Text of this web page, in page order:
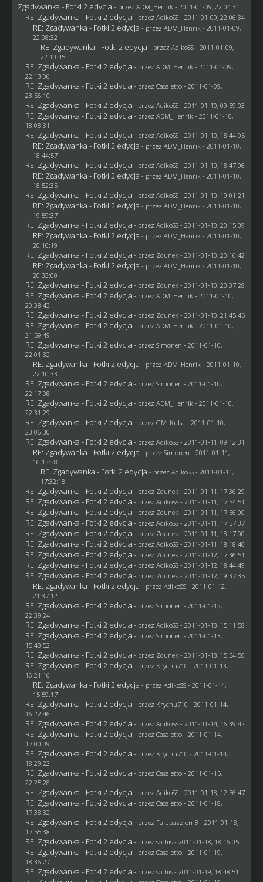
Zgadywanka - Fotki 2 edycja - przez ADM_Henrik - 2011-01-09, 22:04:31
RE: Zgadywanka - Fotki 2 edycja - przez AdikoSS - 2011-01-09, 22:06:34
RE: Zgadywanka - Fotki 2 edycja - przez ADM_Henrik - 2011-01-09,
22:08:32
RE: Zgadywanka - Fotki 2 edycja - przez AdikoSS - 2011-01-09,
22:10:45
RE: Zgadywanka - Fotki 2 edycja - przez ADM_Henrik - 2011-01-09,
22:13:06
RE: Zgadywanka - Fotki 2 edycja - przez Casaletto- 2011-01-09,
23:56:10
RE: Zgadywanka - Fotki 2 edycja - przez AdikoSS - 2011-01-10, 09:59:03
RE: Zgadywanka - Fotki 2 edycja - przez ADM_Henrik - 2011-01-10,
18:08:31
RE: Zgadywanka - Fotki 2 edycja - przez AdikoSS - 2011-01-10, 18:44:05
RE: Zgadywanka - Fotki 2 edycja - przez ADM_Henrik - 2011-01-10,
18:44:57
RE: Zgadywanka - Fotki 2 edycja - przez AdikoSS - 2011-01-10, 18:47:06
RE: Zgadywanka - Fotki 2 edycja - przez ADM_Henrik - 2011-01-10,
18:52:35
RE: Zgadywanka - Fotki 2 edycja - przez AdikoSS - 2011-01-10, 19:01:21
RE: Zgadywanka - Fotki 2 edycja - przez ADM_Henrik - 2011-01-10,
19:59:37
RE: Zgadywanka - Fotki 2 edycja - przez AdikoSS - 2011-01-10, 20:15:39
RE: Zgadywanka - Fotki 2 edycja - przez ADM_Henrik - 2011-01-10,
20:16:19
RE: Zgadywanka - Fotki 2 edycja - przez Zdunek - 2011-01-10, 20:16:42
RE: Zgadywanka - Fotki 2 edycja - przez ADM_Henrik - 2011-01-10,
20:33:00
RE: Zgadywanka - Fotki 2 edycja - przez Zdunek - 2011-01-10, 20:37:28
RE: Zgadywanka - Fotki 2 edycja - przez ADM_Henrik - 2011-01-10,
20:38:43
RE: Zgadywanka - Fotki 2 edycja - przez Zdunek - 2011-01-10, 21:45:45
RE: Zgadywanka - Fotki 2 edycja - przez ADM_Henrik - 2011-01-10,
21:59:49
RE: Zgadywanka - Fotki 2 edycja - przez Simonen - 2011-01-10,
22:01:32
RE: Zgadywanka - Fotki 2 edycja - przez ADM_Henrik - 2011-01-10,
22:10:33
RE: Zgadywanka - Fotki 2 edycja - przez Simonen - 2011-01-10,
22:17:08
RE: Zgadywanka - Fotki 2 edycja - przez ADM_Henrik - 2011-01-10,
22:31:29
RE: Zgadywanka - Fotki 2 edycja - przez GM_Kuba - 2011-01-10,
23:06:30
RE: Zgadywanka - Fotki 2 edycja - przez AdikoSS - 2011-01-11, 09:12:31
RE: Zgadywanka - Fotki 2 edycja - przez Simonen - 2011-01-11,
16:13:38
RE: Zgadywanka - Fotki 2 edycja - przez AdikoSS - 2011-01-11,
17:32:18
RE: Zgadywanka - Fotki 2 edycja - przez Zdunek - 2011-01-11, 17:36:29
RE: Zgadywanka - Fotki 2 edycja - przez AdikoSS - 2011-01-11, 17:54:51
RE: Zgadywanka - Fotki 2 edycja - przez Zdunek - 2011-01-11, 17:56:00
RE: Zgadywanka - Fotki 2 edycja - przez AdikoSS - 2011-01-11, 17:57:37
RE: Zgadywanka - Fotki 2 edycja - przez Zdunek - 2011-01-11, 18:17:00
RE: Zgadywanka - Fotki 2 edycja - przez AdikoSS - 2011-01-11, 18:18:46
RE: Zgadywanka - Fotki 2 edycja - przez Zdunek - 2011-01-12, 17:36:51
RE: Zgadywanka - Fotki 2 edycja - przez AdikoSS - 2011-01-12, 18:44:49
RE: Zgadywanka - Fotki 2 edycja - przez Zdunek - 2011-01-12, 19:37:35
RE: Zgadywanka - Fotki 2 edycja - przez AdikoSS - 2011-01-12,
21:37:12
RE: Zgadywanka - Fotki 2 edycja - przez Simonen - 2011-01-12,
22:39:24
RE: Zgadywanka - Fotki 2 edycja - przez AdikoSS - 2011-01-13, 15:11:58
RE: Zgadywanka - Fotki 2 edycja - przez Simonen - 2011-01-13,
15:43:52
RE: Zgadywanka - Fotki 2 edycja - przez Zdunek - 2011-01-13, 15:54:50
RE: Zgadywanka - Fotki 2 edycja - przez Krychu710 - 2011-01-13,
16:21:16
RE: Zgadywanka - Fotki 2 edycja - przez AdikoSS - 2011-01-14,
15:59:17
RE: Zgadywanka - Fotki 2 edycja - przez Krychu710 - 2011-01-14,
16:22:46
RE: Zgadywanka - Fotki 2 edycja - przez AdikoSS - 2011-01-14, 16:39:42
RE: Zgadywanka - Fotki 2 edycja - przez Casaletto- 2011-01-14,
17:00:09
RE: Zgadywanka - Fotki 2 edycja - przez Krychu710 - 2011-01-14,
18:29:22
RE: Zgadywanka - Fotki 2 edycja - przez Casaletto- 2011-01-15,
22:25:28
RE: Zgadywanka - Fotki 2 edycja - przez AdikoSS - 2011-01-18, 12:56:47
RE: Zgadywanka - Fotki 2 edycja - przez Casaletto- 2011-01-18,
17:38:32
RE: Zgadywanka - Fotki 2 edycja - przez Falubazziom8 - 2011-01-18,
17:55:38
RE: Zgadywanka - Fotki 2 edycja - przez sothis- 2011-01-18, 18:16:05
RE: Zgadywanka - Fotki 2 edycja - przez Casaletto- 2011-01-19,
18:36:27
RE: Zgadywanka - Fotki 2 edycja - przez sothis- 2011-01-19, 18:48:51